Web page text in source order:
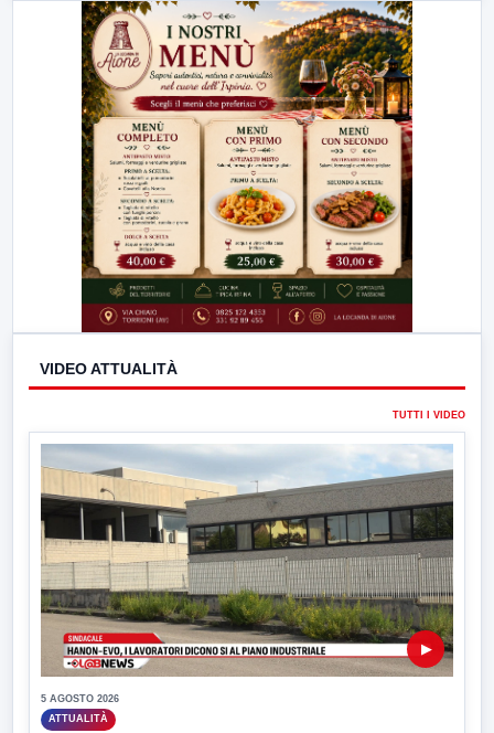
LabNews (replica)
VIDEO ATTUALITÀ
TUTTI I VIDEO
▶
5 AGOSTO 2026
ATTUALITÀ